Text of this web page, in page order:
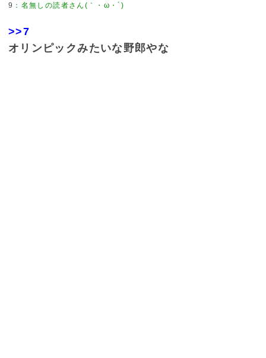
9 ： 名無しの読者さん(｀・ω・´)
>>7
オリンピックみたいな野郎やな